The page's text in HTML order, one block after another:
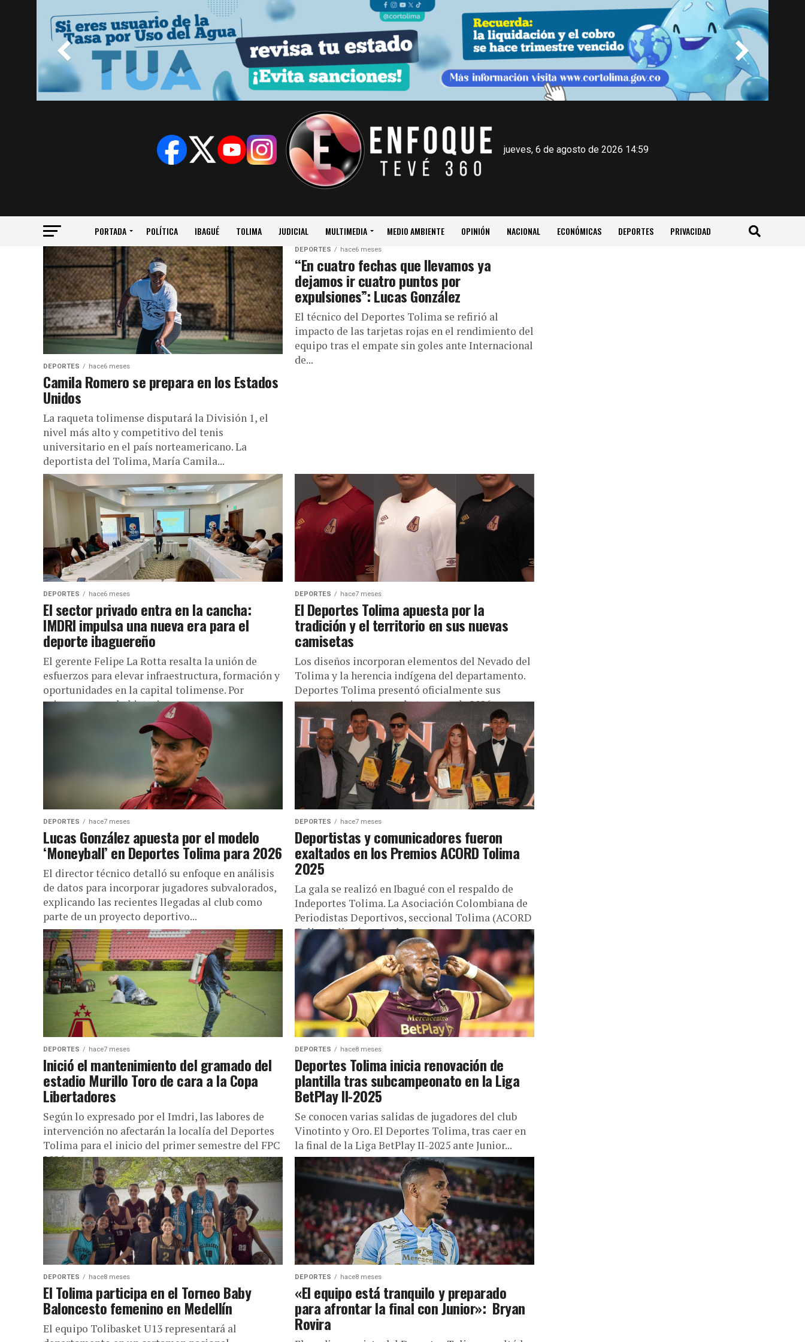
jueves, 6 de agosto de 2026 14:59
PORTADA POLÍTICA IBAGUÉ TOLIMA JUDICIAL MULTIMEDIA MEDIO AMBIENTE OPINIÓN NACIONAL ECONÓMICAS DEPORTES PRIVACIDAD
DEPORTES hace6 meses
Camila Romero se prepara en los Estados
Unidos
La raqueta tolimense disputará la División 1, el
nivel más alto y competitivo del tenis
universitario en el país norteamericano. La
deportista del Tolima, María Camila...
DEPORTES hace6 meses
“En cuatro fechas que llevamos ya
dejamos ir cuatro puntos por
expulsiones”: Lucas González
El técnico del Deportes Tolima se refirió al
impacto de las tarjetas rojas en el rendimiento del
equipo tras el empate sin goles ante Internacional
de...
DEPORTES hace6 meses
El sector privado entra en la cancha:
IMDRI impulsa una nueva era para el
deporte ibaguereño
El gerente Felipe La Rotta resalta la unión de
esfuerzos para elevar infraestructura, formación y
oportunidades en la capital tolimense. Por
primera vez en la historia...
DEPORTES hace7 meses
El Deportes Tolima apuesta por la
tradición y el territorio en sus nuevas
camisetas
Los diseños incorporan elementos del Nevado del
Tolima y la herencia indígena del departamento.
Deportes Tolima presentó oficialmente sus
nuevas camisetas para la temporada 2026, una...
DEPORTES hace7 meses
Lucas González apuesta por el modelo
‘Moneyball’ en Deportes Tolima para 2026
El director técnico detalló su enfoque en análisis
de datos para incorporar jugadores subvalorados,
explicando las recientes llegadas al club como
parte de un proyecto deportivo...
DEPORTES hace7 meses
Deportistas y comunicadores fueron
exaltados en los Premios ACORD Tolima
2025
La gala se realizó en Ibagué con el respaldo de
Indeportes Tolima. La Asociación Colombiana de
Periodistas Deportivos, seccional Tolima (ACORD
Tolima), llevó a cabo la...
DEPORTES hace7 meses
Inició el mantenimiento del gramado del
estadio Murillo Toro de cara a la Copa
Libertadores
Según lo expresado por el Imdri, las labores de
intervención no afectarán la localía del Deportes
Tolima para el inicio del primer semestre del FPC
2026....
DEPORTES hace8 meses
Deportes Tolima inicia renovación de
plantilla tras subcampeonato en la Liga
BetPlay II-2025
Se conocen varias salidas de jugadores del club
Vinotinto y Oro. El Deportes Tolima, tras caer en
la final de la Liga BetPlay II-2025 ante Junior...
DEPORTES hace8 meses
El Tolima participa en el Torneo Baby
Baloncesto femenino en Medellín
El equipo Tolibasket U13 representará al
DEPORTES hace8 meses
«El equipo está tranquilo y preparado
para afrontar la final con Junior»: Bryan
Rovira